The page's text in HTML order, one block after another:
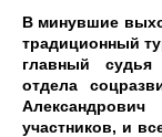
В минувшие
традиционный
главный судья
отдела
участников, и